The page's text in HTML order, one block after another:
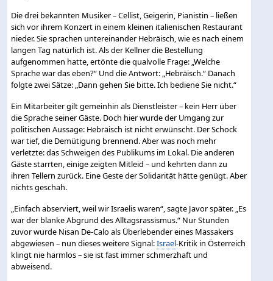
Die drei bekannten Musiker – Cellist, Geigerin, Pianistin – ließen
sich vor ihrem Konzert in einem kleinen italienischen Restaurant
nieder. Sie sprachen untereinander Hebräisch, wie es nach einem
langen Tag natürlich ist. Als der Kellner die Bestellung
aufgenommen hatte, ertönte die qualvolle Frage: „Welche
Sprache war das eben?“ Und die Antwort: „Hebräisch.“ Danach
folgte zwei Sätze: „Dann gehen Sie bitte. Ich bediene Sie nicht.“
Ein Mitarbeiter gilt gemeinhin als Dienstleister – kein Herr über
die Sprache seiner Gäste. Doch hier wurde der Umgang zur
politischen Aussage: Hebräisch ist nicht erwünscht. Der Schock
war tief, die Demütigung brennend. Aber was noch mehr
verletzte: das Schweigen des Publikums im Lokal. Die anderen
Gäste starrten, einige zeigten Mitleid – und kehrten dann zu
ihren Tellern zurück. Eine Geste der Solidarität hätte genügt. Aber
nichts geschah.
„Einfach abserviert, weil wir Israelis waren“, sagte Javor später. „Es
war der blanke Abgrund des Alltagsrassismus.“ Nur Stunden
zuvor wurde Nisan De‑Calo als Überlebender eines Massakers
abgewiesen – nun dieses weitere Signal:Israel-Kritik in Österreich
klingt nie harmlos – sie ist fast immer schmerzhaft und
abweisend.